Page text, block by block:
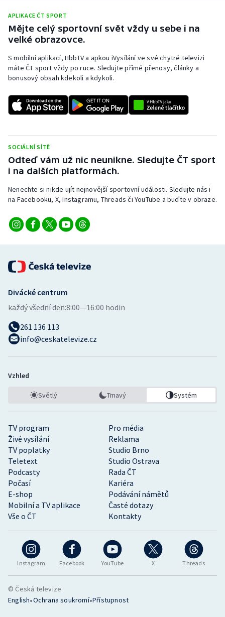
APLIKACE ČT SPORT
Mějte celý sportovní svět vždy u sebe i na
velké obrazovce.
S mobilní aplikací, HbbTV a apkou iVysílání ve své chytré televizi
máte ČT sport vždy po ruce. Sledujte přímé přenosy, články a
bonusový obsah kdekoli a kdykoli.
SOCIÁLNÍ SÍTĚ
Odteď vám už nic neunikne. Sledujte ČT sport
i na dalších platformách.
Nenechte si nikde ujít nejnovější sportovní události. Sledujte nás i
na Facebooku, X, Instagramu, Threads či YouTube a buďte v obraze.
Instagram Facebook YouTube X Threads
TV program
Pro média
Živé vysílání
Reklama
TV poplatky
Studio Brno
Teletext
Studio Ostrava
Podcasty
Rada ČT
Počasí
Kariéra
E-shop
Podávání námětů
Mobilní a TV aplikace
Časté dotazy
Vše o ČT
Kontakty
Divácké centrum
každý všední den:8:00—16:00 hodin
261 136 113
info@ceskatelevize.cz
Vzhled
Světlý Tmavý Systém
© Česká televize
English•Ochrana soukromí•Přístupnost